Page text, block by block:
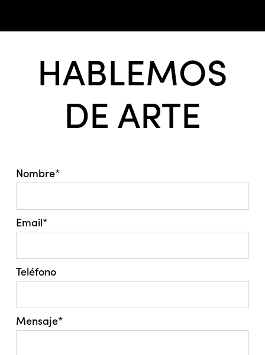
HABLEMOS
DE ARTE
Nombre*
Email*
Teléfono
Mensaje*